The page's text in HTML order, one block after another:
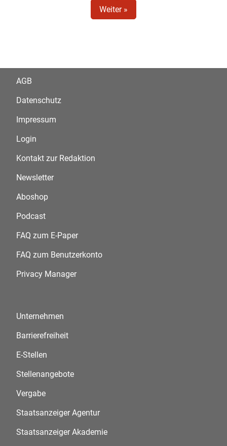
Weiter »
AGB
Datenschutz
Impressum
Login
Kontakt zur Redaktion
Newsletter
Aboshop
Podcast
FAQ zum E-Paper
FAQ zum Benutzerkonto
Privacy Manager
Unternehmen
Barrierefreiheit
E-Stellen
Stellenangebote
Vergabe
Staatsanzeiger Agentur
Staatsanzeiger Akademie